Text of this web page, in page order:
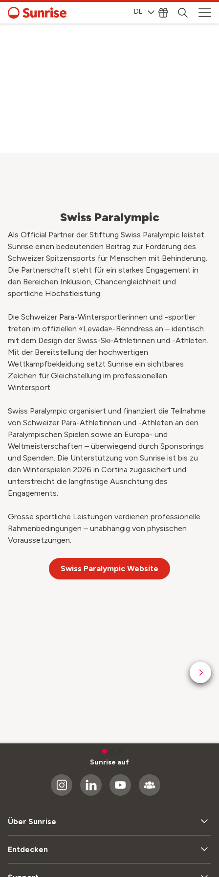
DE
Swiss Paralympic
Als Official Partner der Stiftung Swiss Paralympic leistet
Sunrise einen bedeutenden Beitrag zur Förderung des
Schweizer Spitzensports für Menschen mit Behinderung.
Die Partnerschaft steht für ein starkes Engagement in
den Bereichen Inklusion, Chancengleichheit und
sportliche Höchstleistung.
Die Schweizer Para-Wintersportlerinnen und -sportler
treten im offiziellen «Levada»-Renndress an – identisch
mit dem Design der Swiss-Ski-Athletinnen und -Athleten.
Mit der Bereitstellung der hochwertigen
Wettkampfbekleidung setzt Sunrise ein sichtbares
Zeichen für Gleichstellung im professionellen
Wintersport.
Swiss Paralympic organisiert und finanziert die Teilnahme
von Schweizer Para-Athletinnen und -Athleten an den
Paralympischen Spielen sowie an Europa- und
Weltmeisterschaften – überwiegend durch Sponsorings
und Spenden. Die Unterstützung von Sunrise ist bis zu
den Winterspielen 2026 in Cortina zugesichert und
unterstreicht die langfristige Ausrichtung des
Engagements.
Grosse sportliche Leistungen verdienen professionelle
Rahmenbedingungen – unabhängig von physischen
Voraussetzungen.
Swiss Paralympic Website
Sunrise auf
Über Sunrise
Entdecken